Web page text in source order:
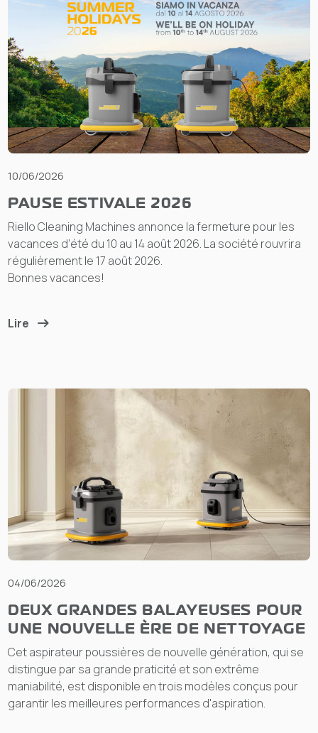
10/06/2026
PAUSE ESTIVALE 2026
Riello Cleaning Machines annonce la fermeture pour les
vacances d’été du 10 au 14 août 2026. La société rouvrira
régulièrement le 17 août 2026.
Bonnes vacances!
Lire
04/06/2026
DEUX GRANDES BALAYEUSES POUR
UNE NOUVELLE ÈRE DE NETTOYAGE
Cet aspirateur poussières de nouvelle génération, qui se
distingue par sa grande praticité et son extrême
maniabilité, est disponible en trois modèles conçus pour
garantir les meilleures performances d'aspiration.